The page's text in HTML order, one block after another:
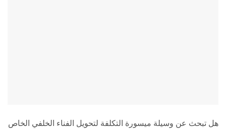
هل تبحث عن وسيلة ميسورة التكلفة لتحويل الفناء الخلفي الخاص